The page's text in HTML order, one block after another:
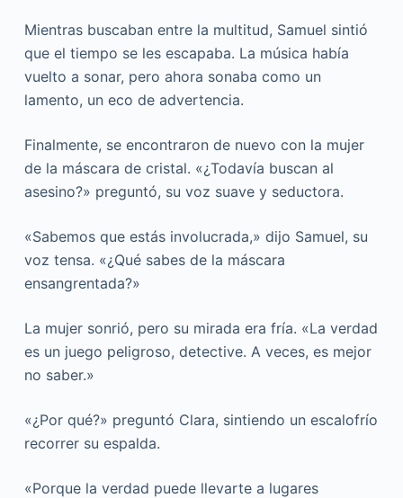
Mientras buscaban entre la multitud, Samuel sintió
que el tiempo se les escapaba. La música había
vuelto a sonar, pero ahora sonaba como un
lamento, un eco de advertencia.
Finalmente, se encontraron de nuevo con la mujer
de la máscara de cristal. «¿Todavía buscan al
asesino?» preguntó, su voz suave y seductora.
«Sabemos que estás involucrada,» dijo Samuel, su
voz tensa. «¿Qué sabes de la máscara
ensangrentada?»
La mujer sonrió, pero su mirada era fría. «La verdad
es un juego peligroso, detective. A veces, es mejor
no saber.»
«¿Por qué?» preguntó Clara, sintiendo un escalofrío
recorrer su espalda.
«Porque la verdad puede llevarte a lugares